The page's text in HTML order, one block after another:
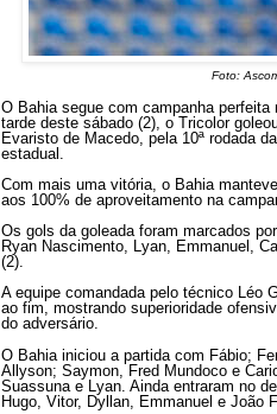
Foto:
O Bahia segue com campanha
tarde deste sábado (2), o Tricolor
Evaristo de Macedo, pela 10ª rodada
estadual.
Com mais uma vitória, o Bahia
aos 100% de aproveitamento na
Os gols da goleada foram marcados
Ryan Nascimento, Lyan, Emmanuel,
(2).
A equipe comandada pelo técnico Léo
ao fim, mostrando superioridade
do adversário.
O Bahia iniciou a partida com Fábio;
Allyson; Saymon, Fred Mundoco e
Suassuna e Lyan. Ainda entraram no
Hugo, Vitor, Dyllan, Emmanuel e João